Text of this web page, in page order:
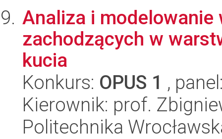
Analiza i
zachodzących w
kucia
Konkurs: OPUS 1 ,
Kierownik: prof.
Politechnika